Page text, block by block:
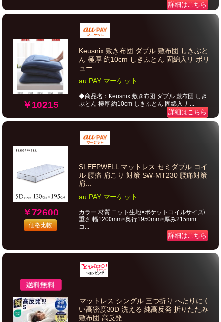
詳細はこちら
￥10215
Keusnix 敷き布団 ダブル 敷布団 しきぶと
ん 極厚 約10cm しきふとん 固綿入リ ボリ
ュー...
au PAY マーケット
◆商品名：Keusnix 敷き布団 ダブル 敷布団 しき
ぶとん 極厚 約10cm しきふとん 固綿入リ ...
詳細はこちら
￥72600
価格比較
SLEEPWELL マットレス セミダブル コイ
ル 腰痛 肩こり 対策 SW-MT230 腰痛対策
肩...
au PAY マーケット
カラー:材質:ニット生地×ポケットコイルサイズ/
重さ:幅1200mm×奥行1950mm×厚み215mm
コ...
詳細はこちら
マットレス シングル 三つ折り へたりにく
い高密度30D 洗える 純高反発 折りたたみ
敷布団 高反発...